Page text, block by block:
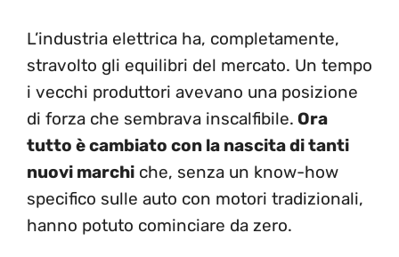
L’industria elettrica ha, completamente,
stravolto gli equilibri del mercato. Un tempo
i vecchi produttori avevano una posizione
di forza che sembrava inscalfibile. Ora
tutto è cambiato con la nascita di tanti
nuovi marchi che, senza un know-how
specifico sulle auto con motori tradizionali,
hanno potuto cominciare da zero.